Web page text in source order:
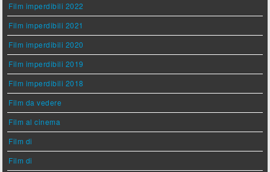
Film imperdibili 2022
Film imperdibili 2021
Film imperdibili 2020
Film imperdibili 2019
Film imperdibili 2018
Film da vedere
Film al cinema
Film di
Film di